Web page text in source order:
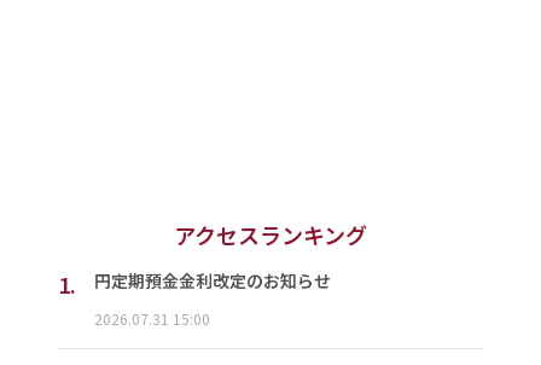
アクセスランキング
1.
円定期預金金利改定のお知らせ
2026.07.31 15:00